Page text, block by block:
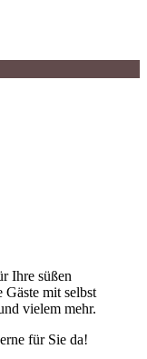
Ihre süßen
mit selbst
vielem mehr.
für Sie da!